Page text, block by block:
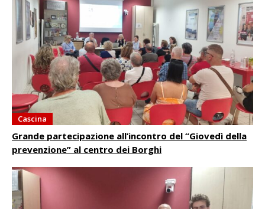
Cascina
Grande partecipazione all’incontro del “Giovedì della
prevenzione” al centro dei Borghi